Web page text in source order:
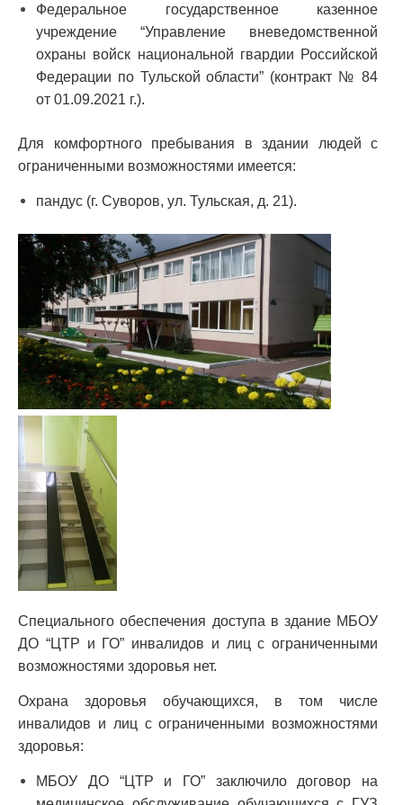
Федеральное государственное казенное
учреждение “Управление вневедомственной
охраны войск национальной гвардии Российской
Федерации по Тульской области” (контракт № 84
от 01.09.2021 г.).
Для комфортного пребывания в здании людей с
ограниченными возможностями имеется:
пандус (г. Суворов, ул. Тульская, д. 21).
Специального обеспечения доступа в здание МБОУ
ДО “ЦТР и ГО” инвалидов и лиц с ограниченными
возможностями здоровья нет.
Охрана здоровья обучающихся, в том числе
инвалидов и лиц с ограниченными возможностями
здоровья:
МБОУ ДО “ЦТР и ГО” заключило договор на